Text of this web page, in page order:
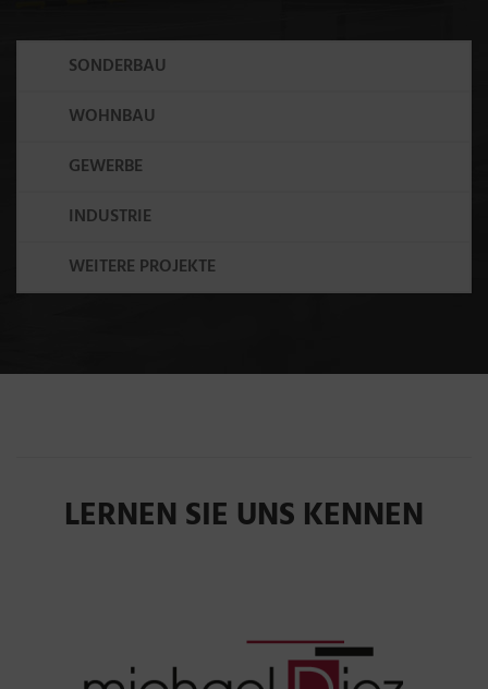
SONDERBAU
WOHNBAU
GEWERBE
INDUSTRIE
WEITERE PROJEKTE
LERNEN SIE UNS KENNEN